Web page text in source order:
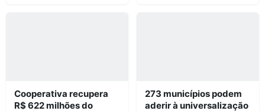
Cooperativa recupera
R$ 622 milhões do
273 municípios podem
aderir à universalização